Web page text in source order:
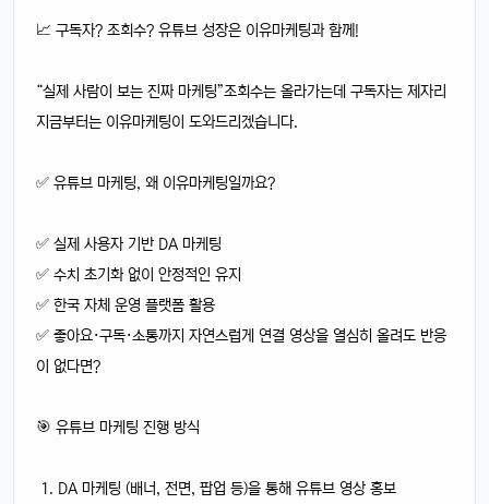
📈 구독자? 조회수? 유튜브 성장은 이유마케팅과 함께!
“실제 사람이 보는 진짜 마케팅”조회수는 올라가는데 구독자는 제자리
지금부터는 이유마케팅이 도와드리겠습니다.
✅ 유튜브 마케팅, 왜 이유마케팅일까요?
✅ 실제 사용자 기반 DA 마케팅
✅ 수치 초기화 없이 안정적인 유지
✅ 한국 자체 운영 플랫폼 활용
✅ 좋아요·구독·소통까지 자연스럽게 연결 영상을 열심히 올려도 반응
이 없다면?
🎯 유튜브 마케팅 진행 방식
DA 마케팅 (배너, 전면, 팝업 등)을 통해 유튜브 영상 홍보